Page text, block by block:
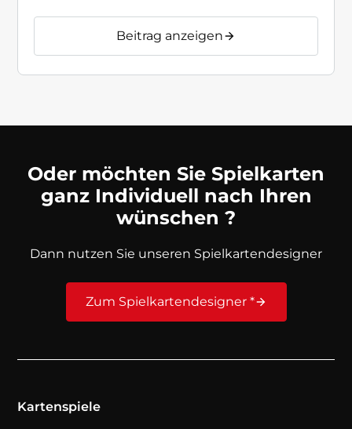
Beitrag anzeigen
Oder möchten Sie Spielkarten
ganz Individuell nach Ihren
wünschen ?
Dann nutzen Sie unseren Spielkartendesigner
Zum Spielkartendesigner *
Kartenspiele